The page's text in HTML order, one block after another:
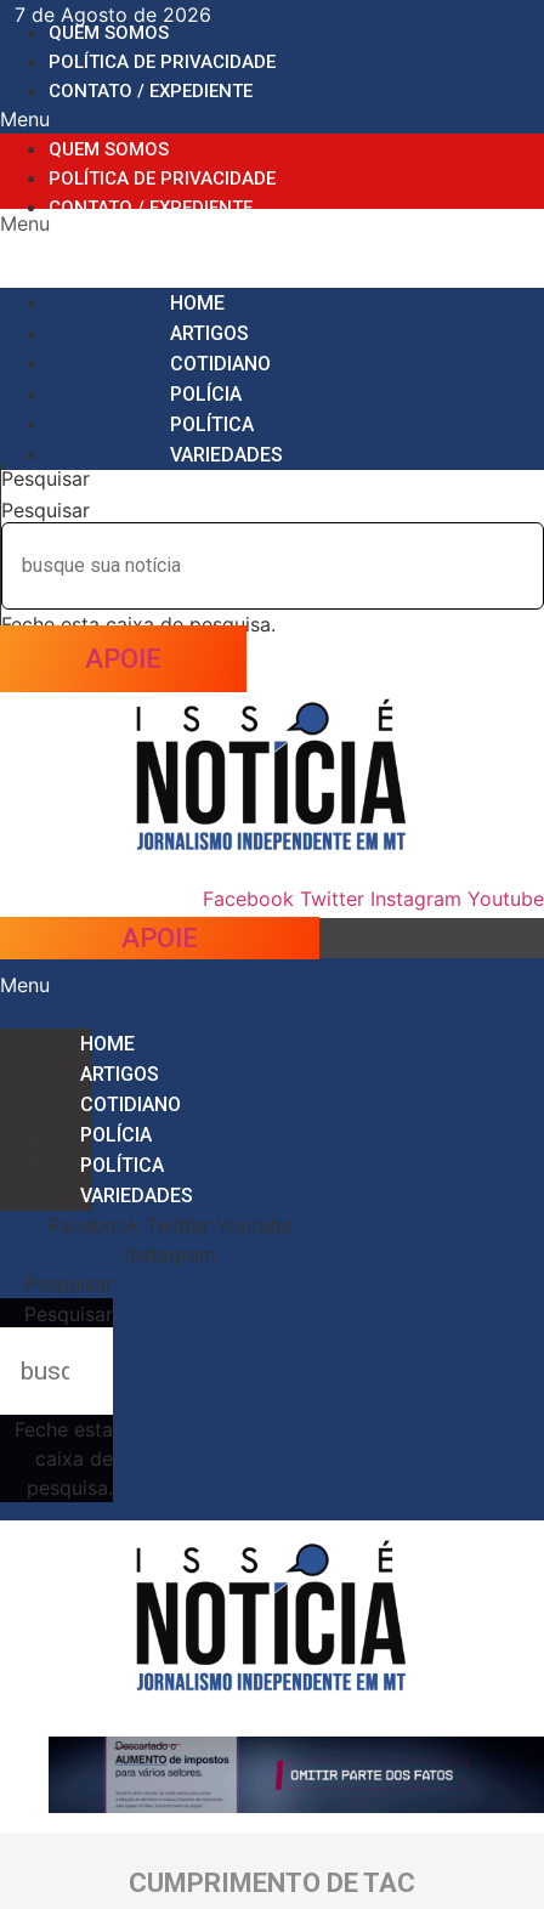
para
conteúdo
7 de Agosto de 2026
QUEM SOMOS
POLÍTICA DE PRIVACIDADE
CONTATO / EXPEDIENTE
Menu
QUEM SOMOS
POLÍTICA DE PRIVACIDADE
CONTATO / EXPEDIENTE
Menu
HOME
ARTIGOS
COTIDIANO
POLÍCIA
POLÍTICA
VARIEDADES
Pesquisar
Pesquisar
Feche esta caixa de pesquisa.
APOIE
Facebook Twitter Instagram Youtube
APOIE
Menu
HOME
ARTIGOS
COTIDIANO
POLÍCIA
POLÍTICA
VARIEDADES
Facebook Twitter Youtube
Instagram
Pesquisar
Pesquisar
Feche esta
caixa de
pesquisa.
CUMPRIMENTO DE TAC